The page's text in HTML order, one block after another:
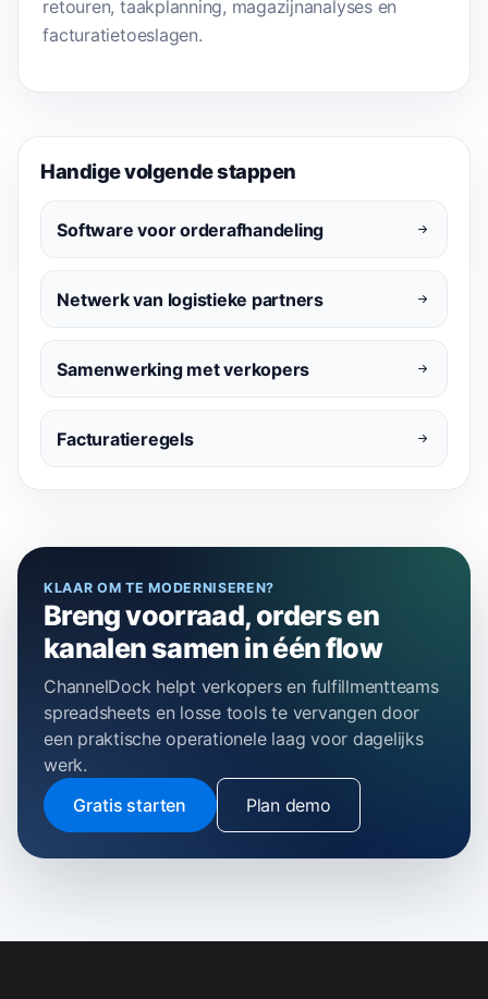
retouren, taakplanning, magazijnanalyses en
facturatietoeslagen.
Handige volgende stappen
Software voor orderafhandeling
Netwerk van logistieke partners
Samenwerking met verkopers
Facturatieregels
KLAAR OM TE MODERNISEREN?
Breng voorraad, orders en
kanalen samen in één flow
ChannelDock helpt verkopers en fulfillmentteams
spreadsheets en losse tools te vervangen door
een praktische operationele laag voor dagelijks
werk.
Gratis starten
Plan demo